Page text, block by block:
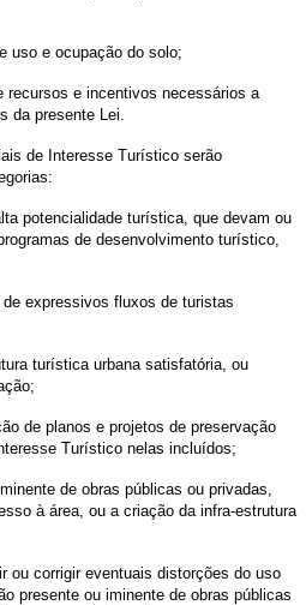
e ocupação do solo;
e incentivos necessários a
da presente Lei.
de Interesse Turístico serão
potencialidade turística, que devam ou
de desenvolvimento turístico,
expressivos fluxos de turistas
turística urbana satisfatória, ou
planos e projetos de preservação
Turístico nelas incluídos;
de obras públicas ou privadas,
à área, ou a criação da infra-estrutura
corrigir eventuais distorções do uso
presente ou iminente de obras públicas